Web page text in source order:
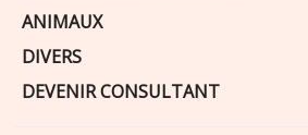
ANIMAUX
DIVERS
DEVENIR CONSULTANT